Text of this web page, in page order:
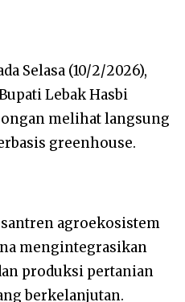
Selasa (10/2/2026),
Lebak Hasbi
melihat langsung
greenhouse.
agroekosistem
mengintegrasikan
produksi pertanian
berkelanjutan.